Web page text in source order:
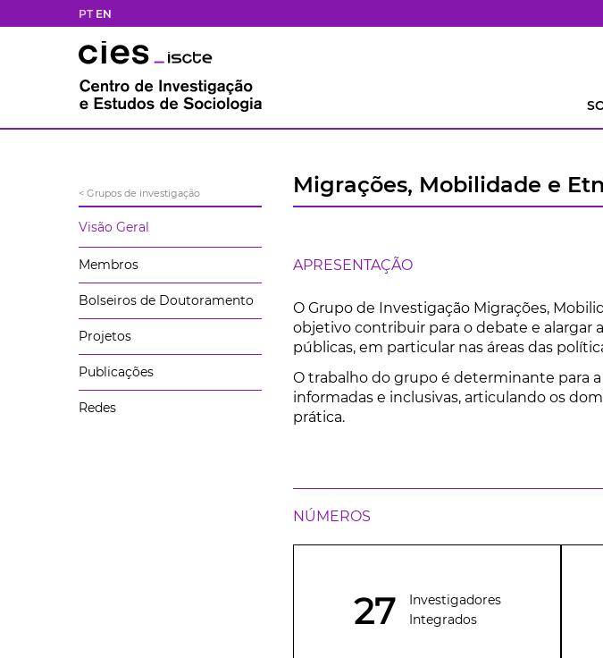
PT EN
< Grupos de investigação
Visão Geral
Membros
Bolseiros de Doutoramento
Projetos
Publicações
Redes
Migrações, Mobilidade e
APRESENTAÇÃO
O Grupo de Investigação Migrações,
objetivo contribuir para o debate e alargar
públicas, em particular nas áreas das
O trabalho do grupo é determinante para
informadas e inclusivas, articulando os
prática.
NÚMEROS
27
Investigadores
Integrados